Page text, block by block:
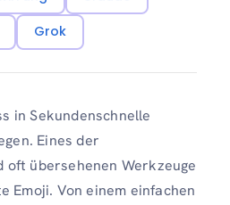
Grok
in Sekundenschnelle
Eines der
übersehenen Werkzeuge
Emoji. Von einem einfachen